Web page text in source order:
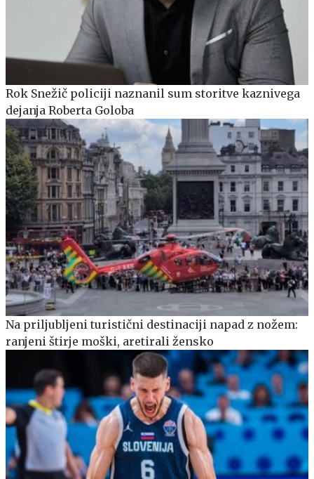
Rok Snežič policiji naznanil sum storitve kaznivega
dejanja Roberta Goloba
Na priljubljeni turistični destinaciji napad z nožem:
ranjeni štirje moški, aretirali žensko